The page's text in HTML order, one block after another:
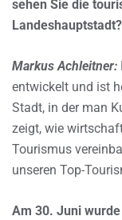
sehen Sie die
Landeshauptstadt?
Markus Achleitner:
entwickelt und ist
Stadt, in der man
zeigt, wie
Tourismus
unseren Top-
Am 30. Juni